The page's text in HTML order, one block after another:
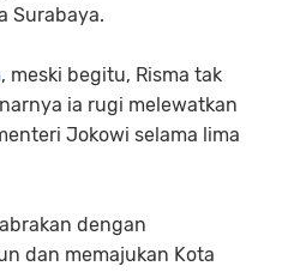
Surabaya.
, meski begitu, Risma tak
ia rugi melewatkan
Jokowi selama lima
dengan
dan memajukan Kota